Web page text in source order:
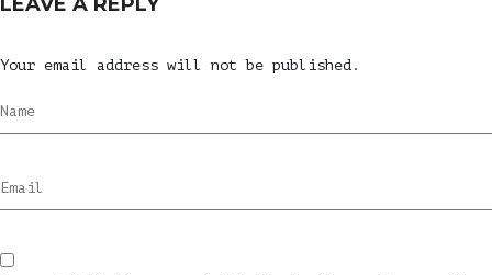
Your email address will not be published.
Name
Email